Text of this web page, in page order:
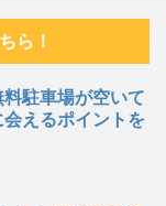
ら！
料駐車場が空いて
えるポイントを